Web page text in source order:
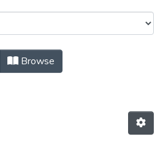
науки by
Browse